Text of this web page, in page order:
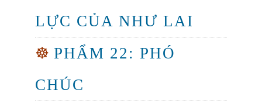
LỰC CỦA NHƯ LAI
☸ PHẨM 22: PHÓ
CHÚC